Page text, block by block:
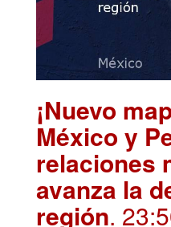
¡Nuevo
México y
relaciones
avanza la
región.